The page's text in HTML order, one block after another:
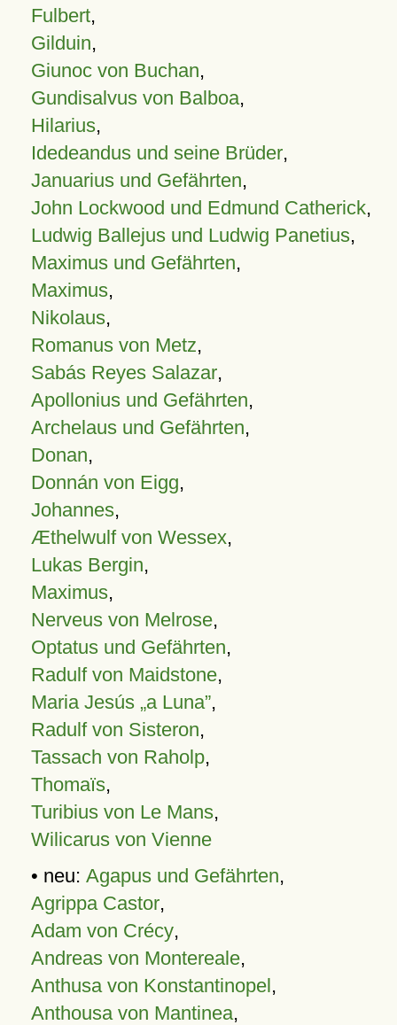
Fulbert,
Gilduin,
Giunoc von Buchan,
Gundisalvus von Balboa,
Hilarius,
Idedeandus und seine Brüder,
Januarius und Gefährten,
John Lockwood und Edmund Catherick,
Ludwig Ballejus und Ludwig Panetius,
Maximus und Gefährten,
Maximus,
Nikolaus,
Romanus von Metz,
Sabás Reyes Salazar,
Apollonius und Gefährten,
Archelaus und Gefährten,
Donan,
Donnán von Eigg,
Johannes,
Æthelwulf von Wessex,
Lukas Bergin,
Maximus,
Nerveus von Melrose,
Optatus und Gefährten,
Radulf von Maidstone,
Maria Jesús „a Luna”,
Radulf von Sisteron,
Tassach von Raholp,
Thomaïs,
Turibius von Le Mans,
Wilicarus von Vienne
• neu: Agapus und Gefährten,
Agrippa Castor,
Adam von Crécy,
Andreas von Montereale,
Anthusa von Konstantinopel,
Anthousa von Mantinea,